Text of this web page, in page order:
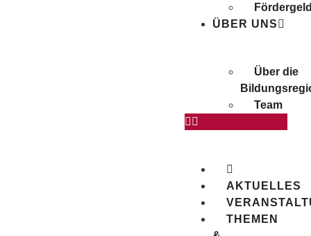
ÜBER UNS
Über die
Team
AKTUELLES
THEMEN